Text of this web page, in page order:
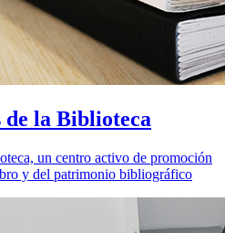
de la Biblioteca
un centro activo de promoción
y del patrimonio bibliográfico